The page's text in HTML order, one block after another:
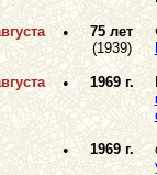
•
75 лет
(1939)
• 1969 г.
• 1969 г.